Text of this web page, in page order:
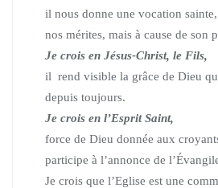
il nous donne une vocation
nos mérites, mais à cause de son
Je crois en Jésus-Christ, le Fils,
il rend visible la grâce de Dieu
depuis toujours.
Je crois en l’Esprit Saint,
force de Dieu donnée aux
participe à l’annonce de
Je crois que l’Eglise est une